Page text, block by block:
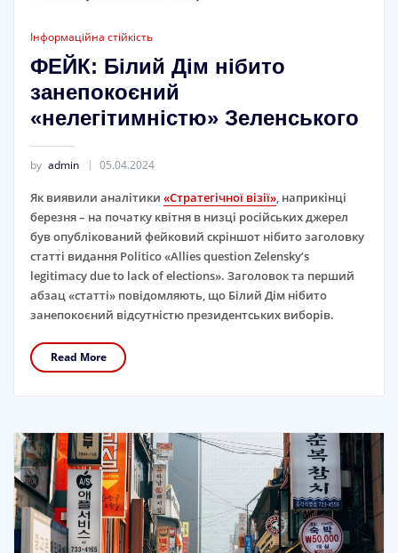
Інформаційна стійкість
ФЕЙК: Білий Дім нібито
занепокоєний
«нелегітимністю» Зеленського
by admin 05.04.2024
Як виявили аналітики «Стратегічної візії», наприкінці
березня – на початку квітня в низці російських джерел
був опублікований фейковий скріншот нібито заголовку
статті видання Politico «Allies question Zelensky’s
legitimacy due to lack of elections». Заголовок та перший
абзац «статті» повідомляють, що Білий Дім нібито
занепокоєний відсутністю президентських виборів.
Read More